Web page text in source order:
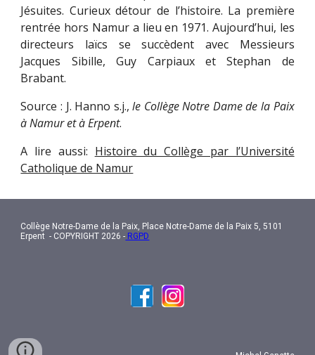
Jésuites. Curieux détour de l’histoire. La première
rentrée hors Namur a lieu en 1971. Aujourd’hui, les
directeurs laïcs se succèdent avec Messieurs
Jacques Sibille, Guy Carpiaux et Stephan de
Brabant.
Source : J. Hanno s.j.,le Collège Notre Dame de la Paix
à Namur et à Erpent.
A lire aussi: Histoire du Collège par l’Université
Catholique de Namur
Collège Notre-Dame de la Paix, Place Notre-Dame de la Paix 5, 5101
Erpent - COPYRIGHT 2026 - RGPD